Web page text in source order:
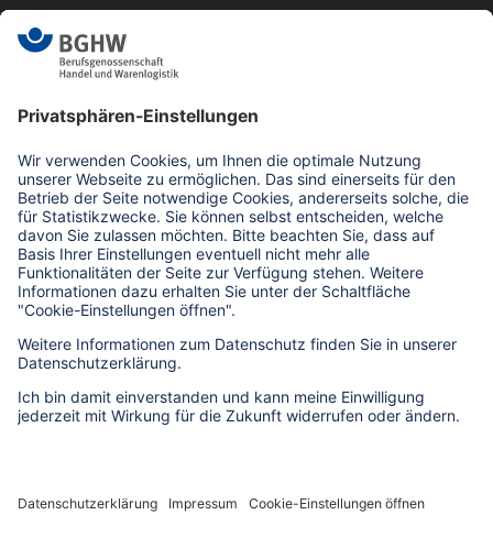
0621 183-0
info(at)bghw.de
Kontaktformular
Bildrechte zu dieser Seite
Impressum
Erklärung zur Barrierefreiheit